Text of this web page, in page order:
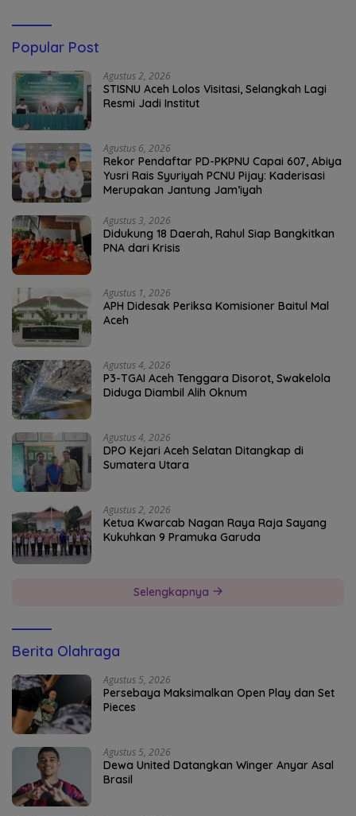
Popular Post
Agustus 2, 2026
STISNU Aceh Lolos Visitasi, Selangkah Lagi
Resmi Jadi Institut
Agustus 6, 2026
Rekor Pendaftar PD-PKPNU Capai 607, Abiya
Yusri Rais Syuriyah PCNU Pijay: Kaderisasi
Merupakan Jantung Jam’iyah
Agustus 3, 2026
Didukung 18 Daerah, Rahul Siap Bangkitkan
PNA dari Krisis
Agustus 1, 2026
APH Didesak Periksa Komisioner Baitul Mal
Aceh
Agustus 4, 2026
P3-TGAI Aceh Tenggara Disorot, Swakelola
Diduga Diambil Alih Oknum
Agustus 4, 2026
DPO Kejari Aceh Selatan Ditangkap di
Sumatera Utara
Agustus 2, 2026
Ketua Kwarcab Nagan Raya Raja Sayang
Kukuhkan 9 Pramuka Garuda
Selengkapnya
Berita Olahraga
Agustus 5, 2026
Persebaya Maksimalkan Open Play dan Set
Pieces
Agustus 5, 2026
Dewa United Datangkan Winger Anyar Asal
Brasil